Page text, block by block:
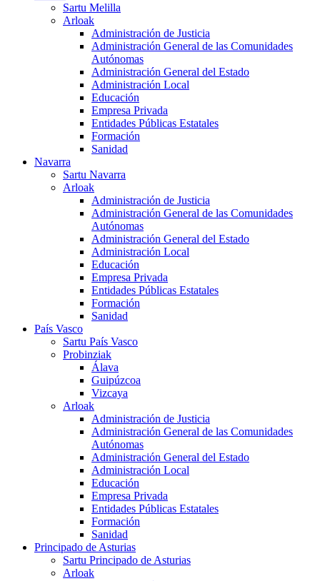
Sartu Melilla
Arloak
Administración de Justicia
Administración General de las Comunidades
Autónomas
Administración General del Estado
Administración Local
Educación
Empresa Privada
Entidades Públicas Estatales
Formación
Sanidad
Navarra
Sartu Navarra
Arloak
Administración de Justicia
Administración General de las Comunidades
Autónomas
Administración General del Estado
Administración Local
Educación
Empresa Privada
Entidades Públicas Estatales
Formación
Sanidad
País Vasco
Sartu País Vasco
Probinziak
Álava
Guipúzcoa
Vizcaya
Arloak
Administración de Justicia
Administración General de las Comunidades
Autónomas
Administración General del Estado
Administración Local
Educación
Empresa Privada
Entidades Públicas Estatales
Formación
Sanidad
Principado de Asturias
Sartu Principado de Asturias
Arloak